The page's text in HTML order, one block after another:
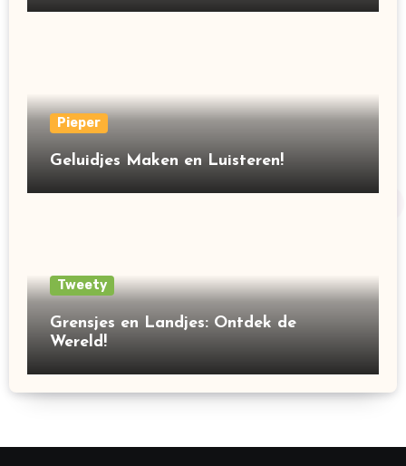
Pieper
Geluidjes Maken en Luisteren!
Tweety
Grensjes en Landjes: Ontdek de
Wereld!